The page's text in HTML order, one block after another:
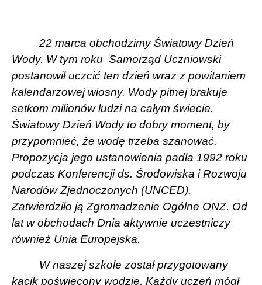
22 marca obchodzimy Światowy Dzień
Wody. W tym roku Samorząd Uczniowski
postanowił uczcić ten dzień wraz z powitaniem
kalendarzowej wiosny. Wody pitnej brakuje
setkom milionów ludzi na całym świecie.
Światowy Dzień Wody to dobry moment, by
przypomnieć, że wodę trzeba szanować.
Propozycja jego ustanowienia padła 1992 roku
podczas Konferencji ds. Środowiska i Rozwoju
Narodów Zjednoczonych (UNCED).
Zatwierdziło ją Zgromadzenie Ogólne ONZ. Od
lat w obchodach Dnia aktywnie uczestniczy
również Unia Europejska.
W naszej szkole został przygotowany
kącik poświęcony wodzie. Każdy uczeń mógł